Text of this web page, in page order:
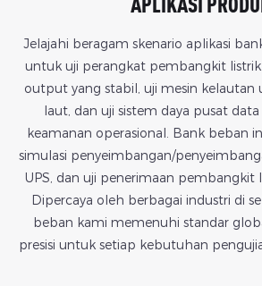
Jelajahi beragam skenario aplikasi
untuk uji perangkat pembangkit
output yang stabil, uji mesin kelautan
laut, dan uji sistem daya pusat
keamanan operasional. Bank beban
simulasi penyeimbangan/
UPS, dan uji penerimaan pembangkit
Dipercaya oleh berbagai industri di
beban kami memenuhi standar
presisi untuk setiap kebutuhan